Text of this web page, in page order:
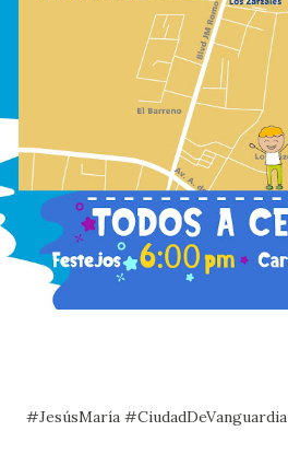
#JesúsMaría #CiudadDeVanguardia